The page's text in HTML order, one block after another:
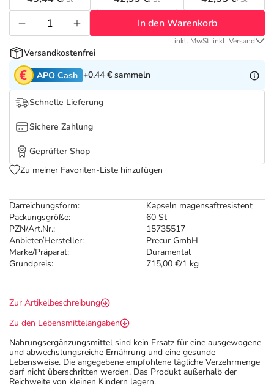
Tierapotheke
Vitamine & Mineralstoffe
Marken
Salus Deals
Darreichungsform:
Kapseln magensaftresistent
Packungsgröße:
60 St
PZN/Art.Nr.:
15735517
Anbieter/Hersteller:
Precur GmbH
Marke/Präparat:
Duramental
Grundpreis:
715,00 €/1 kg
In den Warenkorb
inkl. MwSt. inkl. Versand
Versandkostenfrei
APO Cash +0,44 € sammeln
Schnelle Lieferung
Sichere Zahlung
Geprüfter Shop
Zu meiner Favoriten-Liste hinzufügen
Zur Artikelbeschreibung
Zu den Lebensmittelangaben
Nahrungsergänzungsmittel sind kein Ersatz für eine ausgewogene
und abwechslungsreiche Ernährung und eine gesunde
Lebensweise. Die angegebene empfohlene tägliche Verzehrmenge
darf nicht überschritten werden. Das Produkt außerhalb der
Reichweite von kleinen Kindern lagern.